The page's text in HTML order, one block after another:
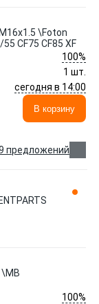
\Foton
CF75 CF85 XF
100%
1 шт.
сегодня в 14:00
В корзину
предложений
100%